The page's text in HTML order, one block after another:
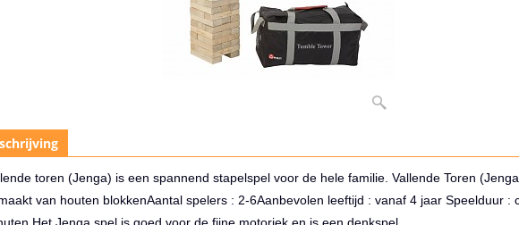
toren (Jenga) is een spannend stapelspel voor de hele familie. Vallende Toren
van houten blokkenAantal spelers : 2-6Aanbevolen leeftijd : vanaf 4 jaar Speelduur :